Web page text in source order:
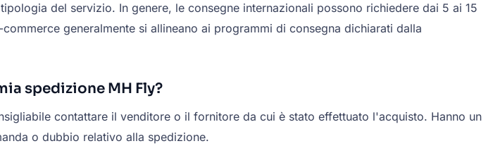
del servizio. In genere, le consegne internazionali possono richiedere dai 5 ai 15
generalmente si allineano ai programmi di consegna dichiarati dalla
spedizione MH Fly?
contattare il venditore o il fornitore da cui è stato effettuato l'acquisto. Hanno un
o dubbio relativo alla spedizione.